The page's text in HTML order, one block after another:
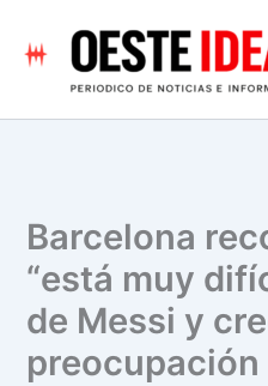
contenido
Barcelona
“está muy
de Messi y
preocupación